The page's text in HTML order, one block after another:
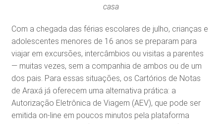
casa
Com a chegada das férias escolares de julho, crianças e
adolescentes menores de 16 anos se preparam para
viajar em excursões, intercâmbios ou visitas a parentes
— muitas vezes, sem a companhia de ambos ou de um
dos pais. Para essas situações, os Cartórios de Notas
de Araxá já oferecem uma alternativa prática: a
Autorização Eletrônica de Viagem (AEV), que pode ser
emitida on-line em poucos minutos pela plataforma